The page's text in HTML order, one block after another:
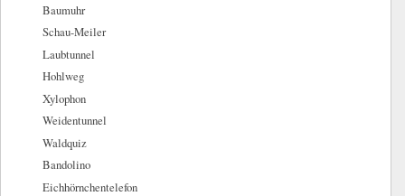
Baumuhr
Schau-Meiler
Laubtunnel
Hohlweg
Xylophon
Weidentunnel
Waldquiz
Bandolino
Eichhörnchentelefon